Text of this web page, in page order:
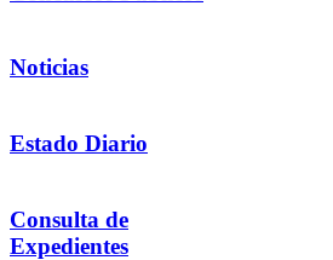
Noticias
Estado Diario
Consulta de
Expedientes